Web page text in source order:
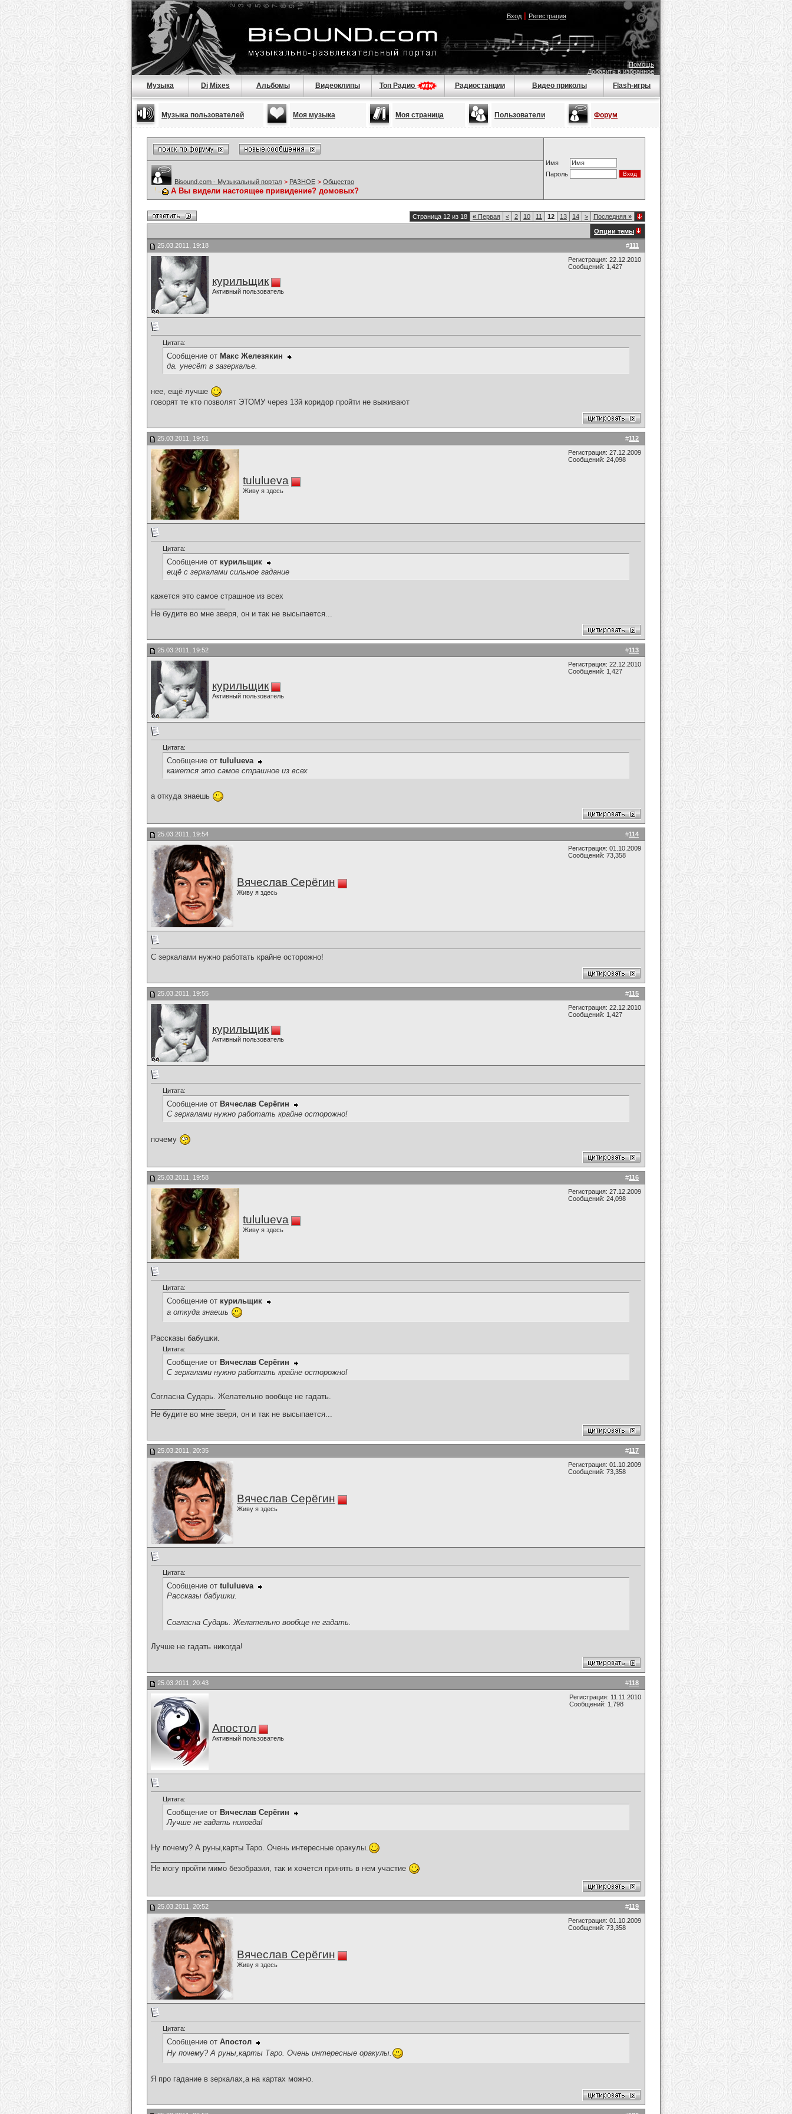
Вход| Регистрация
Помощь
Добавить в избранное
Музыка Dj Mixes Альбомы Видеоклипы Топ Радио Радиостанции Видео приколы Flash-игры
Музыка пользователей Моя музыка Моя страница Пользователи Форум
Имя
Пароль
Bisound.com - Музыкальный портал > РАЗНОЕ > Общество
А Вы видели настоящее привидение? домовых?
Страница 12 из 18 « Первая < 2 10 11 12 13 14 > Последняя »
Опции темы
#111
25.03.2011, 19:18
курильщик
Активный пользователь
Регистрация: 22.12.2010
Сообщений: 1,427
Цитата:
Сообщение от Макс Железякин
да. унесёт в зазеркалье.
нее, ещё лучше
говорят те кто позволят ЭТОМУ через 13й коридор пройти не выживают
#112
25.03.2011, 19:51
tululueva
Живу я здесь
Регистрация: 27.12.2009
Сообщений: 24,098
Цитата:
Сообщение от курильщик
ещё с зеркалами сильное гадание
кажется это самое страшное из всех
Не будите во мне зверя, он и так не высыпается...
#113
25.03.2011, 19:52
курильщик
Активный пользователь
Регистрация: 22.12.2010
Сообщений: 1,427
Цитата:
Сообщение от tululueva
кажется это самое страшное из всех
а откуда знаешь
#114
25.03.2011, 19:54
Вячеслав Серёгин
Живу я здесь
Регистрация: 01.10.2009
Сообщений: 73,358
С зеркалами нужно работать крайне осторожно!
#115
25.03.2011, 19:55
курильщик
Активный пользователь
Регистрация: 22.12.2010
Сообщений: 1,427
Цитата:
Сообщение от Вячеслав Серёгин
С зеркалами нужно работать крайне осторожно!
почему
#116
25.03.2011, 19:58
tululueva
Живу я здесь
Регистрация: 27.12.2009
Сообщений: 24,098
Цитата:
Сообщение от курильщик
а откуда знаешь
Рассказы бабушки.
Цитата:
Сообщение от Вячеслав Серёгин
С зеркалами нужно работать крайне осторожно!
Согласна Сударь. Желательно вообще не гадать.
Не будите во мне зверя, он и так не высыпается...
#117
25.03.2011, 20:35
Вячеслав Серёгин
Живу я здесь
Регистрация: 01.10.2009
Сообщений: 73,358
Цитата:
Сообщение от tululueva
Рассказы бабушки.
Согласна Сударь. Желательно вообще не гадать.
Лучше не гадать никогда!
#118
25.03.2011, 20:43
Апостол
Активный пользователь
Регистрация: 11.11.2010
Сообщений: 1,798
Цитата:
Сообщение от Вячеслав Серёгин
Лучше не гадать никогда!
Ну почему? А руны,карты Таро. Очень интересные оракулы.
Не могу пройти мимо безобразия, так и хочется принять в нем участие
#119
25.03.2011, 20:52
Вячеслав Серёгин
Живу я здесь
Регистрация: 01.10.2009
Сообщений: 73,358
Цитата:
Сообщение от Апостол
Ну почему? А руны,карты Таро. Очень интересные оракулы.
Я про гадание в зеркалах,а на картах можно.